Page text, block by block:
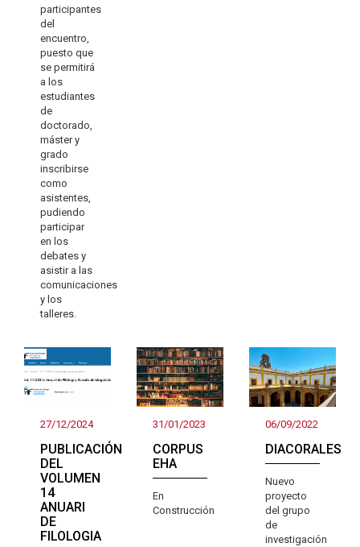
participantes
del
encuentro,
puesto que
se permitirá
a los
estudiantes
de
doctorado,
máster y
grado
inscribirse
como
asistentes,
pudiendo
participar
en los
debates y
asistir a las
comunicaciones
y los
talleres.
27/12/2024
PUBLICACIÓN
DEL
VOLUMEN
14
ANUARI
DE
FILOLOGIA
31/01/2023
CORPUS
EHA
En
Construcción
06/09/2022
DIACORALES
Nuevo
proyecto
del grupo
de
investigación